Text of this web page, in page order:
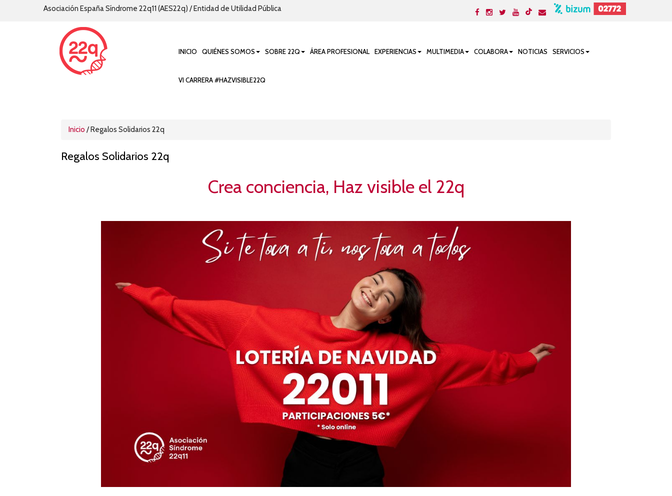
Asociación España Síndrome 22q11 (AES22q) / Entidad de Utilidad Pública
INICIO QUIÉNES SOMOS SOBRE 22Q ÁREA PROFESIONAL EXPERIENCIAS MULTIMEDIA COLABORA NOTICIAS SERVICIOS
VI CARRERA #HAZVISIBLE22Q
Inicio /Regalos Solidarios 22q
Regalos Solidarios 22q
Crea conciencia, Haz visible el 22q